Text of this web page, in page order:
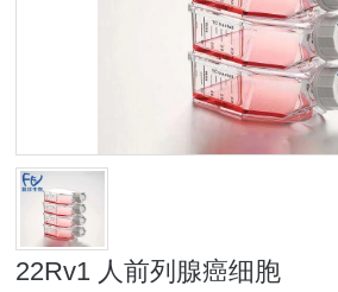
22Rv1 人前列腺癌细胞